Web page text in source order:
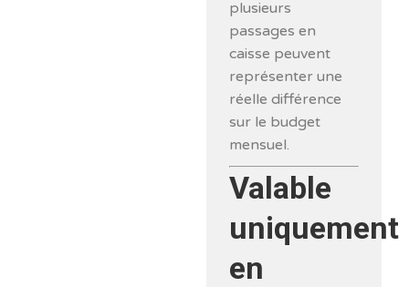
plusieurs
passages en
caisse peuvent
représenter une
réelle différence
sur le budget
mensuel.
Valable
uniquement
en